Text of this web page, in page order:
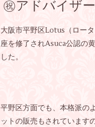
㊗️アドバイザ
大阪市平野区Lotus（ロー
座を修了されAsuca公認の
した。
平野区方面でも、本格派の
ットの販売もされています